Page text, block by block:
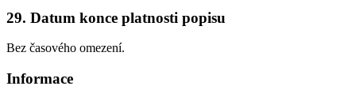
29. Datum konce platnosti popisu
Bez časového omezení.
Informace